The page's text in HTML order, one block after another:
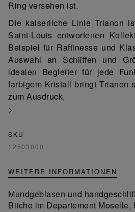
Ring versehen ist.
Die kaiserliche Linie Trianon
Saint-Louis entworfenen
Beispiel für Raffinesse und
Auswahl an Schliffen und
idealen Begleiter für jede
farbigem Kristall bringt Trianon
zum Ausdruck.
>
SKU
12503000
WEITERE INFORMATIONEN
Mundgeblasen und
Bitche im Departement Moselle,